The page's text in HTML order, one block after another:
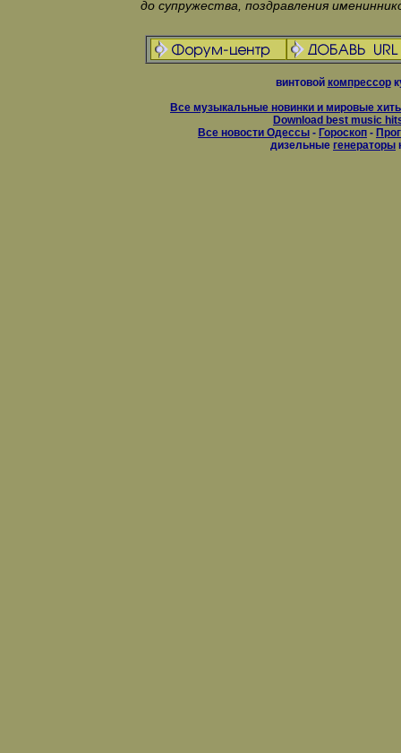
до супружества, поздравления
винтовой компрессор
Все музыкальные новинки и мировые
Download best music
Все новости Одессы - Гороскоп -
дизельные генераторы